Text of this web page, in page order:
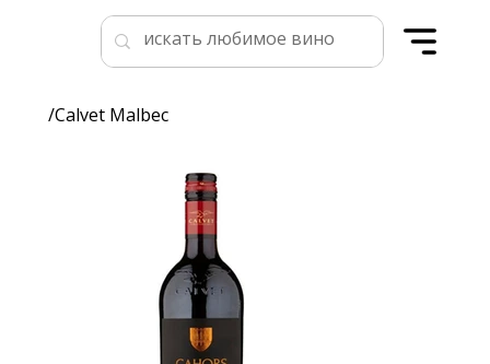
/Calvet Malbec